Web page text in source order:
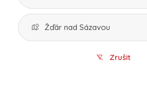
Žďár nad Sázavou
Zrušit